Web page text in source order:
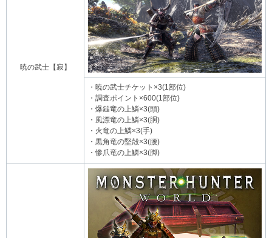
暁の武士【寂】
・暁の武士チケット×3(1部位)
・調査ポイント×600(1部位)
・爆鎚竜の上鱗×3(頭)
・風漂竜の上鱗×3(胴)
・火竜の上鱗×3(手)
・黒角竜の堅殻×3(腰)
・惨爪竜の上鱗×3(脚)